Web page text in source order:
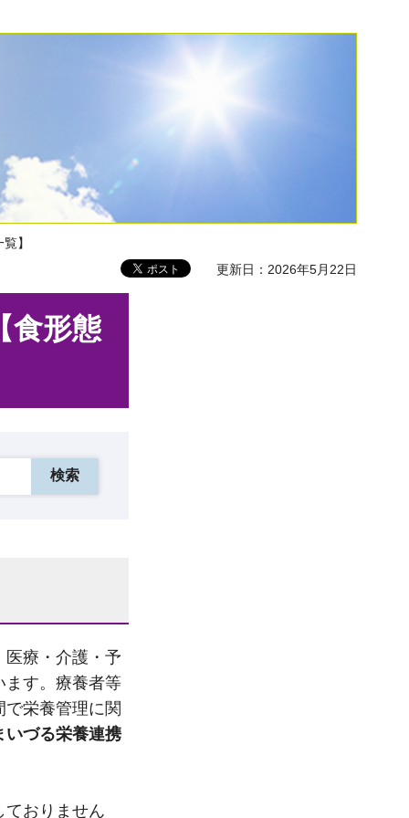
】
更新日：2026年5月22日
食形態
医療・介護・予
ます。療養者等
栄養管理に関
いづる栄養連携
ておりません